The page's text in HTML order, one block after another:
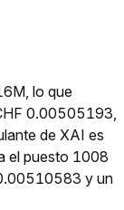
lo que
0.00505193,
de XAI es
el puesto 1008
y un